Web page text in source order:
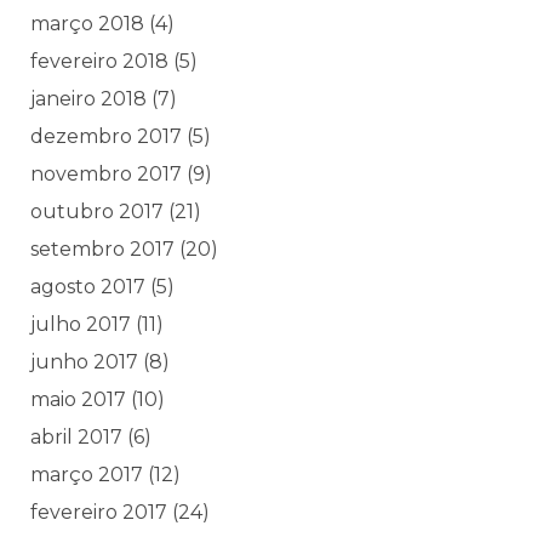
março 2018 (4)
fevereiro 2018 (5)
janeiro 2018 (7)
dezembro 2017 (5)
novembro 2017 (9)
outubro 2017 (21)
setembro 2017 (20)
agosto 2017 (5)
julho 2017 (11)
junho 2017 (8)
maio 2017 (10)
abril 2017 (6)
março 2017 (12)
fevereiro 2017 (24)